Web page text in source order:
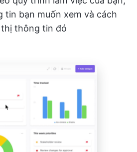
tin bạn muốn xem và cách
thông tin đó